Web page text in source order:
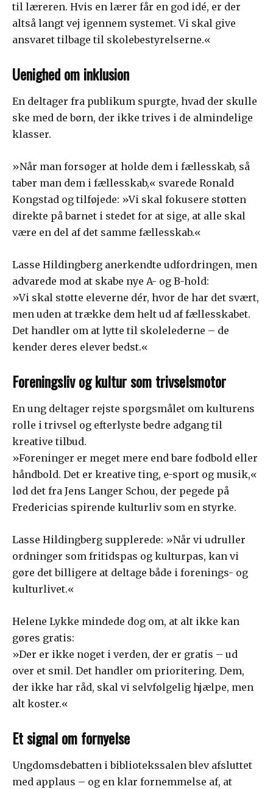
til læreren. Hvis en lærer får en god idé, er der
altså langt vej igennem systemet. Vi skal give
ansvaret tilbage til skolebestyrelserne.«
Uenighed om inklusion
En deltager fra publikum spurgte, hvad der skulle
ske med de børn, der ikke trives i de almindelige
klasser.
»Når man forsøger at holde dem i fællesskab, så
taber man dem i fællesskab,« svarede Ronald
Kongstad og tilføjede: »Vi skal fokusere støtten
direkte på barnet i stedet for at sige, at alle skal
være en del af det samme fællesskab.«
Lasse Hildingberg anerkendte udfordringen, men
advarede mod at skabe nye A- og B-hold:
»Vi skal støtte eleverne dér, hvor de har det svært,
men uden at trække dem helt ud af fællesskabet.
Det handler om at lytte til skolelederne – de
kender deres elever bedst.«
Foreningsliv og kultur som trivselsmotor
En ung deltager rejste spørgsmålet om kulturens
rolle i trivsel og efterlyste bedre adgang til
kreative tilbud.
»Foreninger er meget mere end bare fodbold eller
håndbold. Det er kreative ting, e-sport og musik,«
lød det fra Jens Langer Schou, der pegede på
Fredericias spirende kulturliv som en styrke.
Lasse Hildingberg supplerede: »Når vi udruller
ordninger som fritidspas og kulturpas, kan vi
gøre det billigere at deltage både i forenings- og
kulturlivet.«
Helene Lykke mindede dog om, at alt ikke kan
gøres gratis:
»Der er ikke noget i verden, der er gratis – ud
over et smil. Det handler om prioritering. Dem,
der ikke har råd, skal vi selvfølgelig hjælpe, men
alt koster.«
Et signal om fornyelse
Ungdomsdebatten i bibliotekssalen blev afsluttet
med applaus – og en klar fornemmelse af, at